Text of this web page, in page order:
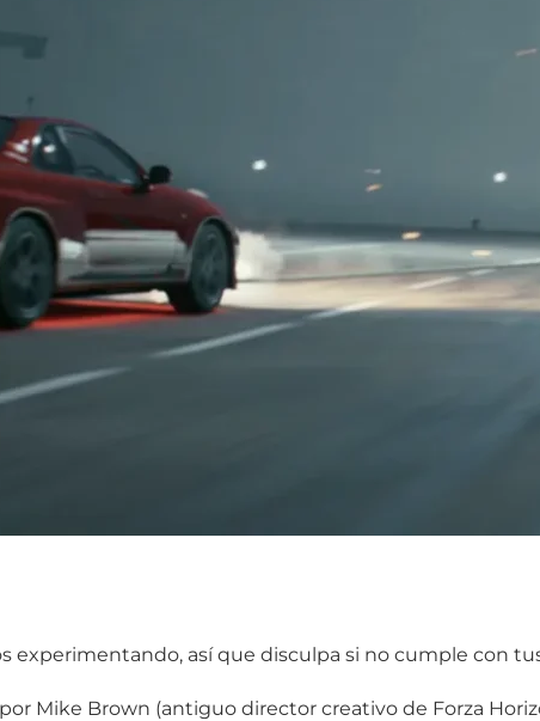
experimentando, así que disculpa si no cumple con
Mike Brown (antiguo director creativo de Forza